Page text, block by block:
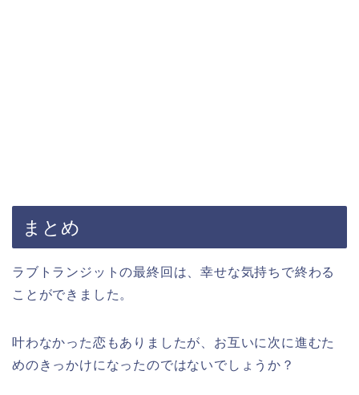
まとめ
ラブトランジットの最終回は、幸せな気持ちで終わる
ことができました。
叶わなかった恋もありましたが、お互いに次に進むた
めのきっかけになったのではないでしょうか？